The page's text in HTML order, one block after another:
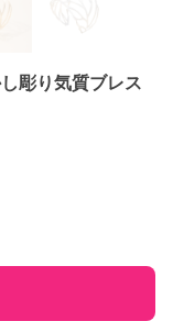
彫り気質ブレス